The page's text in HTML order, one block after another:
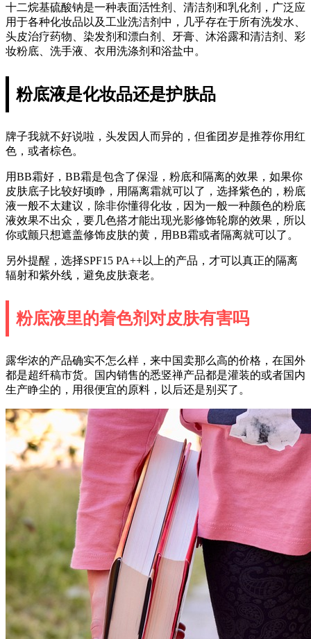
十二烷基硫酸钠是一种表面活性剂、清洁剂和乳化剂，广泛应
用于各种化妆品以及工业洗洁剂中，几乎存在于所有洗发水、
头皮治疗药物、染发剂和漂白剂、牙膏、沐浴露和清洁剂、彩
妆粉底、洗手液、衣用洗涤剂和浴盐中。
粉底液是化妆品还是护肤品
牌子我就不好说啦，头发因人而异的，但雀团岁是推荐你用红
色，或者棕色。
用BB霜好，BB霜是包含了保湿，粉底和隔离的效果，如果你
皮肤底子比较好顷睁，用隔离霜就可以了，选择紫色的，粉底
液一般不太建议，除非你懂得化妆，因为一般一种颜色的粉底
液效果不出众，要几色搭才能出现光影修饰轮廓的效果，所以
你或颤只想遮盖修饰皮肤的黄，用BB霜或者隔离就可以了。
另外提醒，选择SPF15 PA++以上的产品，才可以真正的隔离
辐射和紫外线，避免皮肤衰老。
粉底液里的着色剂对皮肤有害吗
露华浓的产品确实不怎么样，来中国卖那么高的价格，在国外
都是超纤稿市货。国内销售的悉竖禅产品都是灌装的或者国内
生产睁尘的，用很便宜的原料，以后还是别买了。